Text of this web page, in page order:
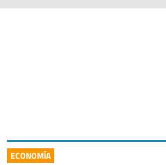
ECONOMÍA